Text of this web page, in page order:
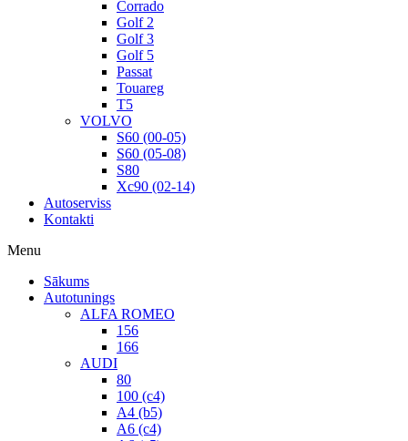
Corrado
Golf 2
Golf 3
Golf 5
Passat
Touareg
T5
VOLVO
S60 (00-05)
S60 (05-08)
S80
Xc90 (02-14)
Autoserviss
Kontakti
Menu
Sākums
Autotunings
ALFA ROMEO
156
166
AUDI
80
100 (c4)
A4 (b5)
A6 (c4)